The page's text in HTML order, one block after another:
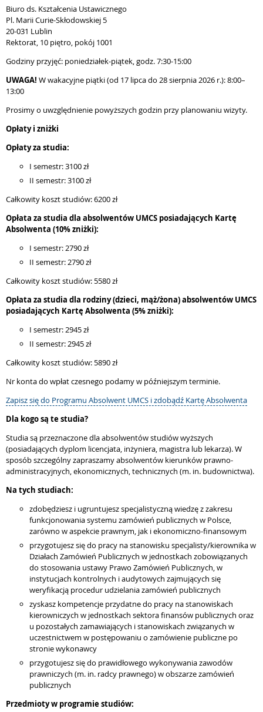
Biuro ds. Kształcenia Ustawicznego
Pl. Marii Curie-Skłodowskiej 5
20-031 Lublin
Rektorat, 10 piętro, pokój 1001
Godziny przyjęć: poniedziałek-piątek, godz. 7:30-15:00
UWAGA! W wakacyjne piątki (od 17 lipca do 28 sierpnia 2026 r.): 8:00–
13:00
Prosimy o uwzględnienie powyższych godzin przy planowaniu wizyty.
Opłaty i zniżki
Opłaty za studia:
I semestr: 3100 zł
II semestr: 3100 zł
Całkowity koszt studiów: 6200 zł
Opłata za studia dla absolwentów UMCS posiadających Kartę
Absolwenta (10% zniżki):
I semestr: 2790 zł
II semestr: 2790 zł
Całkowity koszt studiów: 5580 zł
Opłata za studia dla rodziny (dzieci, mąż/żona) absolwentów UMCS
posiadających Kartę Absolwenta (5% zniżki):
I semestr: 2945 zł
II semestr: 2945 zł
Całkowity koszt studiów: 5890 zł
Nr konta do wpłat czesnego podamy w późniejszym terminie.
Zapisz się do Programu Absolwent UMCS i zdobądź Kartę Absolwenta
Dla kogo są te studia?
Studia są przeznaczone dla absolwentów studiów wyższych
(posiadających dyplom licencjata, inżyniera, magistra lub lekarza). W
sposób szczególny zapraszamy absolwentów kierunków prawno-
administracyjnych, ekonomicznych, technicznych (m. in. budownictwa).
Na tych studiach:
zdobędziesz i ugruntujesz specjalistyczną wiedzę z zakresu
funkcjonowania systemu zamówień publicznych w Polsce,
zarówno w aspekcie prawnym, jak i ekonomiczno-finansowym
przygotujesz się do pracy na stanowisku specjalisty/kierownika w
Działach Zamówień Publicznych w jednostkach zobowiązanych
do stosowania ustawy Prawo Zamówień Publicznych, w
instytucjach kontrolnych i audytowych zajmujących się
weryfikacją procedur udzielania zamówień publicznych
zyskasz kompetencje przydatne do pracy na stanowiskach
kierowniczych w jednostkach sektora finansów publicznych oraz
u pozostałych zamawiających i stanowiskach związanych w
uczestnictwem w postępowaniu o zamówienie publiczne po
stronie wykonawcy
przygotujesz się do prawidłowego wykonywania zawodów
prawniczych (m. in. radcy prawnego) w obszarze zamówień
publicznych
Przedmioty w programie studiów: